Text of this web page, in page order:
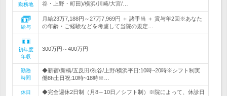
勤務地
谷・上野・町田)/横浜/川崎/大宮/…
給与
月給23万7,188円～27万7,969円 ＋ 諸手当 ＋ 賞与年2回※あなた
の年齢・ご経験などを考慮して当院の規定…
初年度
年収
300万円～400万円
勤務
時間
◆新宿/新橋/五反田/渋谷/上野/横浜平日:10時~20時※シフト制実
働8h土日祝:10時~18時※…
休日
◆完全週休2日制（月8～10日／シフト制）※院によって、休診日